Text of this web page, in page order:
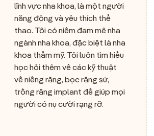
lĩnh vực nha khoa, là một người
năng động và yêu thích thể
thao. Tôi có niềm đam mê nha
ngành nha khoa, đặc biệt là nha
khoa thẩm mỹ. Tôi luôn tìm hiểu
học hỏi thêm về các kỹ thuật
về niềng răng, bọc răng sứ,
trồng răng implant để giúp mọi
người có nụ cười rạng rỡ.